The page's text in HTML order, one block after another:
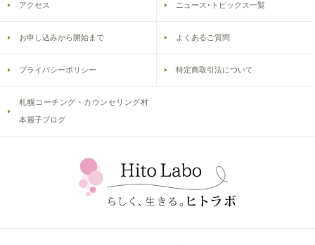
アクセス ニュース･トピックス一覧
お申し込みから開始まで よくあるご質問
プライバシーポリシー 特定商取引法について
札幌コーチング・カウンセリング村
本麗子ブログ